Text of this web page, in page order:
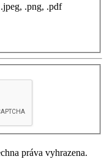
.png, .pdf
práva vyhrazena.